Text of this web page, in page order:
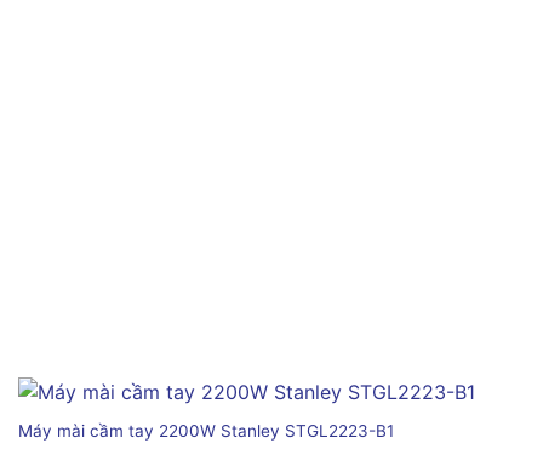
Máy mài cầm tay 2200W Stanley STGL2223-B1